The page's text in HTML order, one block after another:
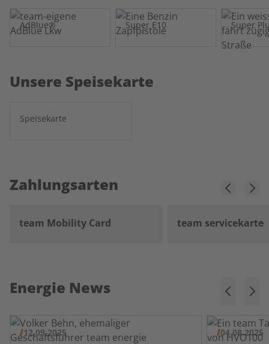
AdBlue® Super E10 Super
Unsere Speisekarte
Speisekarte
Zahlungsarten
team Mobility Card team servicekarte
Energie News
12.09.2025
04.08.2025